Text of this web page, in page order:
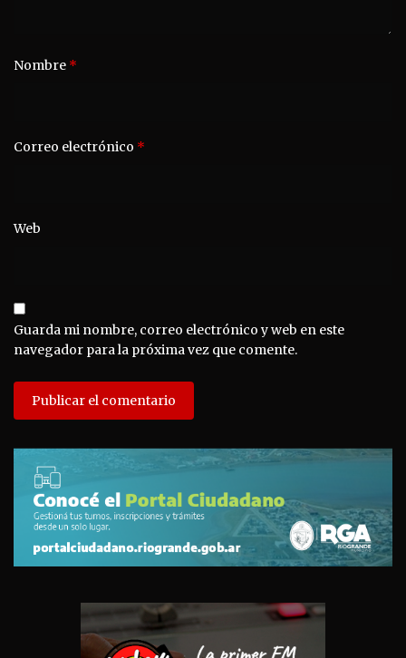
Nombre *
Correo electrónico *
Web
Guarda mi nombre, correo electrónico y web en este
navegador para la próxima vez que comente.